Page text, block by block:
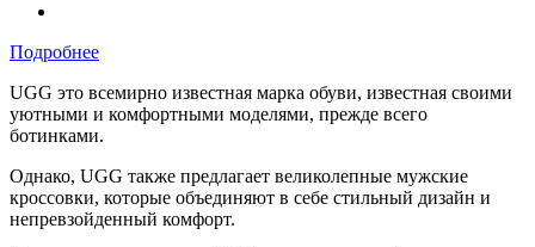
Подробнее
UGG это всемирно известная марка обуви, известная своими
уютными и комфортными моделями, прежде всего
ботинками.
Однако, UGG также предлагает великолепные мужские
кроссовки, которые объединяют в себе стильный дизайн и
непревзойденный комфорт.